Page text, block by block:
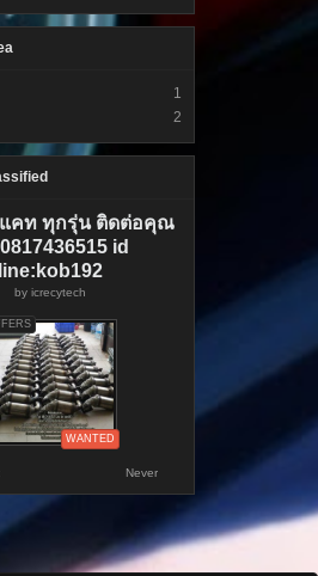
1
2
คท ทุกรุ่น ติดต่อคุณ
id
line:kob192
by icrecytech
WANTED
Never